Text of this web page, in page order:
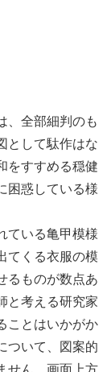
、全部細判のも
として駄作はな
をすすめる穏健
困惑している様
ている亀甲模様
てくる衣服の模
るものが数点あ
と考える研究家
ことはいかがか
ついて、図案的